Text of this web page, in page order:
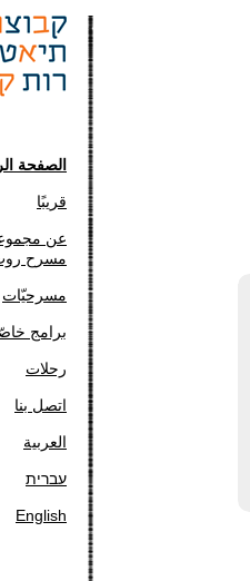
الصفحة
قريبًا
عن
مسرح
مسرحيّات
برامج
رحلات
اتصل بنا
العربية
עברית
English